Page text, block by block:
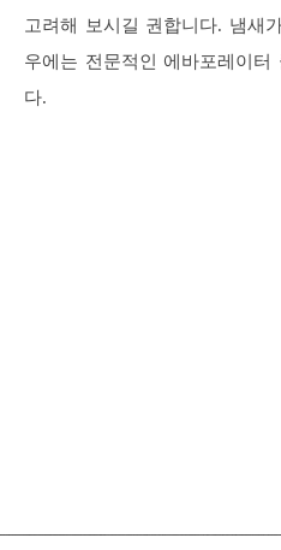
고려해 보시길 권합니다. 냄새
우에는 전문적인 에바포레이터
다.